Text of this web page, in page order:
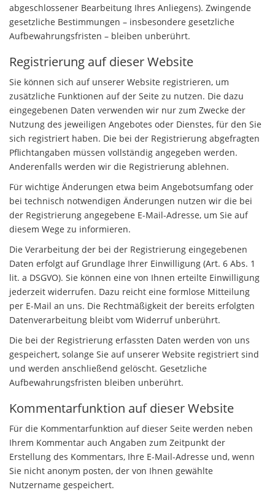
abgeschlossener Bearbeitung Ihres Anliegens). Zwingende
gesetzliche Bestimmungen – insbesondere gesetzliche
Aufbewahrungsfristen – bleiben unberührt.
Registrierung auf dieser Website
Sie können sich auf unserer Website registrieren, um
zusätzliche Funktionen auf der Seite zu nutzen. Die dazu
eingegebenen Daten verwenden wir nur zum Zwecke der
Nutzung des jeweiligen Angebotes oder Dienstes, für den Sie
sich registriert haben. Die bei der Registrierung abgefragten
Pflichtangaben müssen vollständig angegeben werden.
Anderenfalls werden wir die Registrierung ablehnen.
Für wichtige Änderungen etwa beim Angebotsumfang oder
bei technisch notwendigen Änderungen nutzen wir die bei
der Registrierung angegebene E-Mail-Adresse, um Sie auf
diesem Wege zu informieren.
Die Verarbeitung der bei der Registrierung eingegebenen
Daten erfolgt auf Grundlage Ihrer Einwilligung (Art. 6 Abs. 1
lit. a DSGVO). Sie können eine von Ihnen erteilte Einwilligung
jederzeit widerrufen. Dazu reicht eine formlose Mitteilung
per E-Mail an uns. Die Rechtmäßigkeit der bereits erfolgten
Datenverarbeitung bleibt vom Widerruf unberührt.
Die bei der Registrierung erfassten Daten werden von uns
gespeichert, solange Sie auf unserer Website registriert sind
und werden anschließend gelöscht. Gesetzliche
Aufbewahrungsfristen bleiben unberührt.
Kommentarfunktion auf dieser Website
Für die Kommentarfunktion auf dieser Seite werden neben
Ihrem Kommentar auch Angaben zum Zeitpunkt der
Erstellung des Kommentars, Ihre E-Mail-Adresse und, wenn
Sie nicht anonym posten, der von Ihnen gewählte
Nutzername gespeichert.